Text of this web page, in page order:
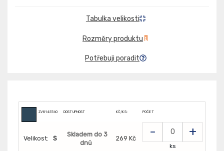
Tabulka velikosti
Rozměry produktu
Potřebuji poradit
ZV8145760 DOSTUPNOST KČ/KS: POČET
Velikost: S
Skladem do 3
dnů
269 Kč - +
ks